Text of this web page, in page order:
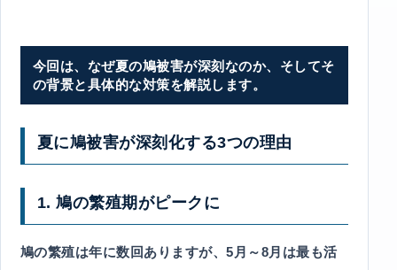
今回は、なぜ夏の鳩被害が深刻なのか、そしてそ
の背景と具体的な対策を解説します。
夏に鳩被害が深刻化する3つの理由
1. 鳩の繁殖期がピークに
鳩の繁殖は年に数回ありますが、5月～8月は最も活